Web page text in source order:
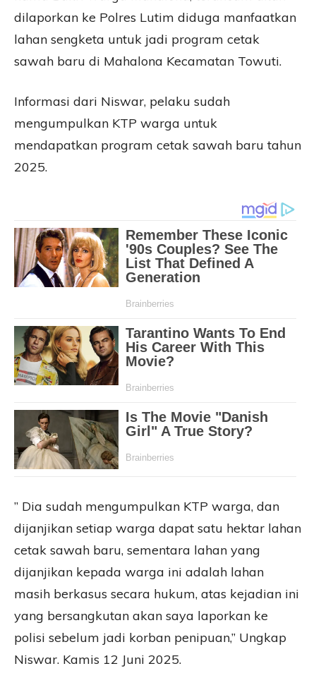
dilaporkan ke Polres Lutim diduga manfaatkan
lahan sengketa untuk jadi program cetak
sawah baru di Mahalona Kecamatan Towuti.
Informasi dari Niswar, pelaku sudah
mengumpulkan KTP warga untuk
mendapatkan program cetak sawah baru tahun
2025.
” Dia sudah mengumpulkan KTP warga, dan
dijanjikan setiap warga dapat satu hektar lahan
cetak sawah baru, sementara lahan yang
dijanjikan kepada warga ini adalah lahan
masih berkasus secara hukum, atas kejadian ini
yang bersangkutan akan saya laporkan ke
polisi sebelum jadi korban penipuan,” Ungkap
Niswar. Kamis 12 Juni 2025.